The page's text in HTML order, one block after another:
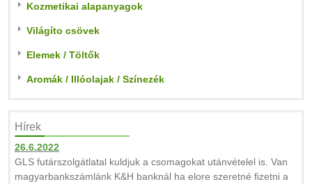
Kozmetikai alapanyagok
Világíto csövek
Elemek / Töltők
Aromák / Illóolajak / Színezék
Hírek
26.6.2022
GLS futárszolgátlatal kuldjuk a csomagokat utánvételel is. Van
magyarbankszámlánk K&H banknál ha elore szeretné fizetni a